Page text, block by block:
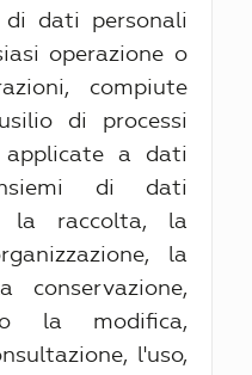
dati personali
operazione o
compiute
di processi
a dati
di dati
la raccolta, la
la
conservazione,
la modifica,
l'uso,